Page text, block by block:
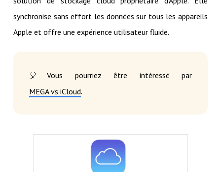
synchronise sans effort les données sur tous les appareils
Apple et offre une expérience utilisateur fluide.
🎈Vous pourriez être intéressé par
MEGA vs iCloud.